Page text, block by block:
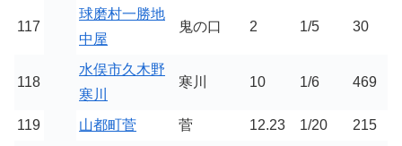
117
球磨村一勝地
中屋
鬼の口 2 1/5 30
118
水俣市久木野
寒川
寒川 10 1/6 469
119 山都町菅 菅 12.23 1/20
215